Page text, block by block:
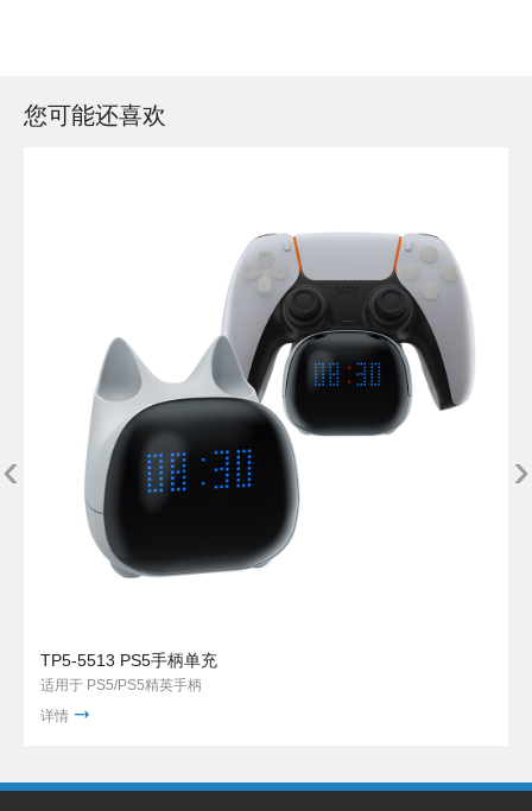
您可能还喜欢
TP5-5513 PS5手柄单充
适用于 PS5/PS5精英手柄
详情
‹ ›